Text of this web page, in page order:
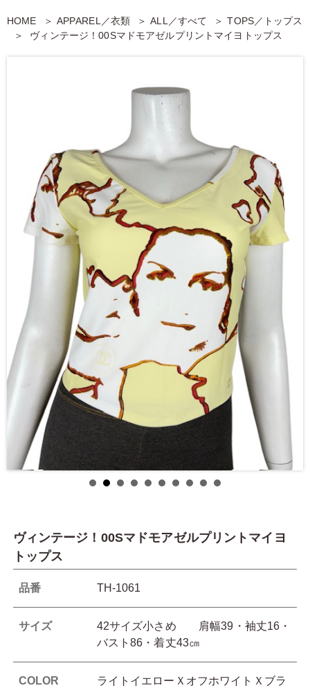
HOME APPAREL／衣類 ALL／すべて
TOPS／トップス
ヴィンテージ！00Sマドモアゼルプリントマイヨトップス
ヴィンテージ！00Sマドモアゼルプリントマイヨ
トップス
品番 TH-1061
サイズ
42サイズ小さめ 肩幅39・袖丈16・
バスト86・着丈43㎝
COLOR
ライトイエローＸオフホワイトＸブラ